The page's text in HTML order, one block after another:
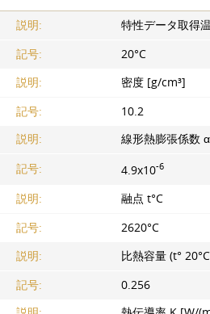
説明:
特性データ取得
記号:
20°С
説明:
密度 [g/cm³]
記号:
10.2
説明:
線形熱膨張係数
記号: 4.9x10-6
説明:
融点 t°С
記号:
2620°С
説明:
比熱容量 (t°
記号:
0.256